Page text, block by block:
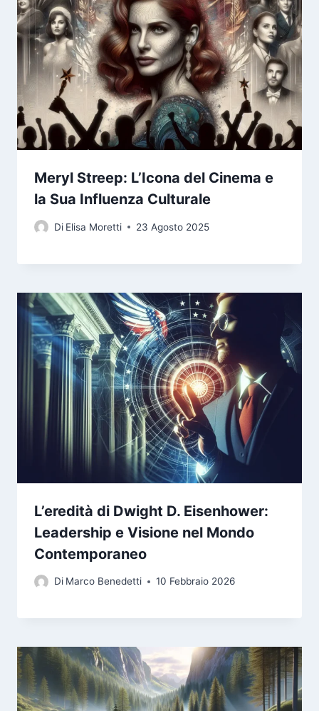
Meryl Streep: L’Icona del Cinema e
la Sua Influenza Culturale
Di Elisa Moretti 23 Agosto 2025
L’eredità di Dwight D. Eisenhower:
Leadership e Visione nel Mondo
Contemporaneo
Di Marco Benedetti 10 Febbraio 2026